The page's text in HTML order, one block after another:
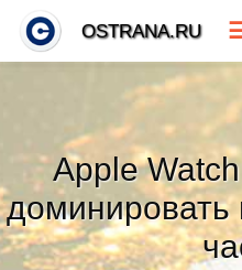
Apple
OSTRANA.RU
Тренды новостей»
Рубрики»